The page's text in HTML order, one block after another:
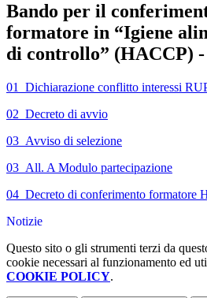
Bando per il
formatore in “Igiene
di controllo” (HACCP) -
01_Dichiarazione conflitto interessi
02_Decreto di avvio
03_Avviso di selezione
03_All. A Modulo partecipazione
04_Decreto di conferimento formatore
Notizie
Questo sito o gli strumenti terzi da
cookie necessari al funzionamento ed
COOKIE POLICY.